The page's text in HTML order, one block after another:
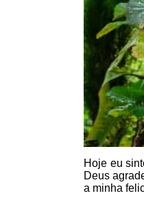
Hoje eu
Deus
a minha